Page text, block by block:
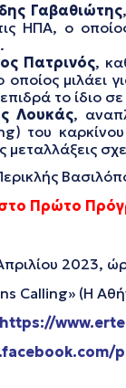
Γαβαθιώτης
ΗΠΑ, ο
Πατρινός,
μιλάει
το ίδιο
Λουκάς,
του
μεταλλάξεις
στο Πρώτο
2023,
Calling» (Η
https://